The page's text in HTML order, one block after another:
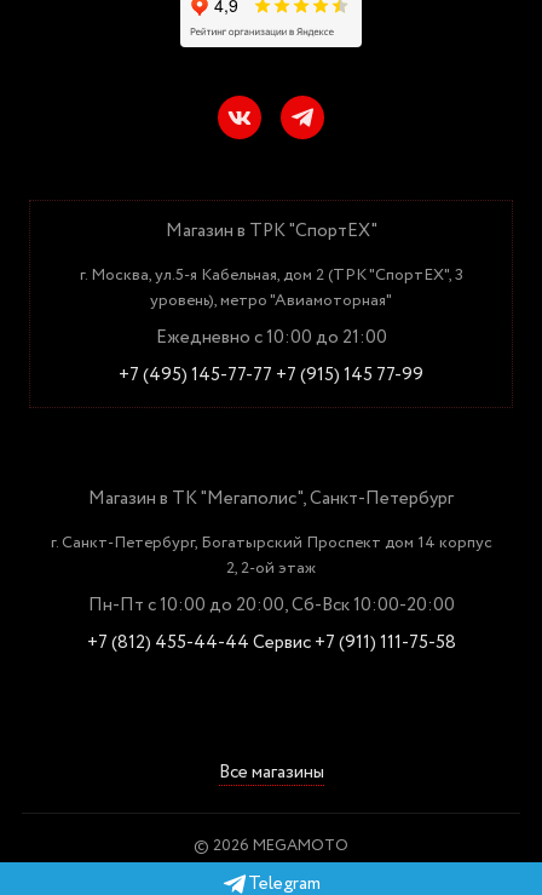
Магазин в ТРК "СпортЕХ"
г. Москва, ул.5-я Кабельная, дом 2 (ТРК "СпортЕХ", 3
уровень), метро "Авиамоторная"
Ежедневно с 10:00 до 21:00
+7 (495) 145-77-77 +7 (915) 145 77-99
Магазин в ТК "Мегаполис", Санкт-Петербург
г. Санкт-Петербург, Богатырский Проспект дом 14 корпус
2, 2-ой этаж
Пн-Пт с 10:00 до 20:00, Сб-Вск 10:00-20:00
+7 (812) 455-44-44Сервис +7 (911) 111-75-58
Все магазины
© 2026 MEGAMOTO
Пользовательское соглашение
Telegram